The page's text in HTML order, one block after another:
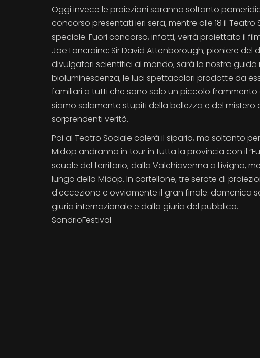
Oggi invece le proiezioni saranno soltanto
concorso presentati ieri sera, mentre alle 18 il
speciale. Fuori concorso, infatti, verrà proiettato il
Joe Loncraine: Sir David Attenborough, pioniere
divulgatori scientifici al mondo, sarà la nostra
bioluminescenza, le luci spettacolari prodotte da
familiari a tutti che sono solo un piccolo
siamo solamente stupiti della bellezza e del
sorprendenti verità.
Poi al Teatro Sociale calerà il sipario, ma soltanto
Midop andranno in tour in tutta la provincia con il
scuole del territorio, dalla Valchiavenna a Livigno,
lungo della Midop. In cartellone, tre serate di
d'eccezione e ovviamente il gran finale: domenica
giuria internazionale e dalla giuria del pubblico.
SondrioFestival